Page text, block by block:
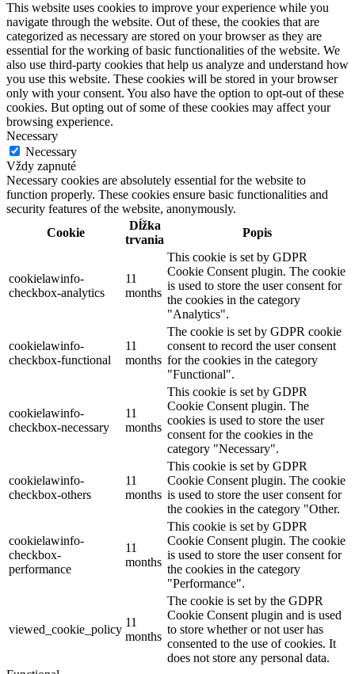
This website uses cookies to improve your experience while you
navigate through the website. Out of these, the cookies that are
categorized as necessary are stored on your browser as they are
essential for the working of basic functionalities of the website. We
also use third-party cookies that help us analyze and understand how
you use this website. These cookies will be stored in your browser
only with your consent. You also have the option to opt-out of these
cookies. But opting out of some of these cookies may affect your
browsing experience.
Necessary
Necessary
Vždy zapnuté
Necessary cookies are absolutely essential for the website to
function properly. These cookies ensure basic functionalities and
security features of the website, anonymously.
Cookie
Dĺžka
trvania
Popis
cookielawinfo-
checkbox-analytics
11
months
This cookie is set by GDPR
Cookie Consent plugin. The cookie
is used to store the user consent for
the cookies in the category
"Analytics".
cookielawinfo-
checkbox-functional
11
months
The cookie is set by GDPR cookie
consent to record the user consent
for the cookies in the category
"Functional".
cookielawinfo-
checkbox-necessary
11
months
This cookie is set by GDPR
Cookie Consent plugin. The
cookies is used to store the user
consent for the cookies in the
category "Necessary".
cookielawinfo-
checkbox-others
11
months
This cookie is set by GDPR
Cookie Consent plugin. The cookie
is used to store the user consent for
the cookies in the category "Other.
cookielawinfo-
checkbox-
performance
11
months
This cookie is set by GDPR
Cookie Consent plugin. The cookie
is used to store the user consent for
the cookies in the category
"Performance".
viewed_cookie_policy
11
months
The cookie is set by the GDPR
Cookie Consent plugin and is used
to store whether or not user has
consented to the use of cookies. It
does not store any personal data.